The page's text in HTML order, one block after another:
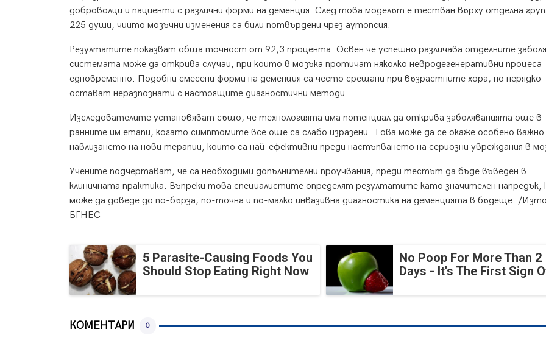
доброволци и пациенти с различни форми на деменция. След това моделът е тестван върху отделна
225 души, чиито мозъчни изменения са били потвърдени чрез аутопсия.
Резултатите показват обща точност от 92,3 процента. Освен че успешно различава отделните
системата може да открива случаи, при които в мозъка протичат няколко невродегенеративни процеса
едновременно. Подобни смесени форми на деменция са често срещани при възрастните хора, но нерядко
остават неразпознати с настоящите диагностични методи.
Изследователите установяват също, че технологията има потенциал да открива заболяванията още в
ранните им етапи, когато симптомите все още са слабо изразени. Това може да се окаже особено важно
навлизането на нови терапии, които са най-ефективни преди настъпването на сериозни увреждания в
Учените подчертават, че са необходими допълнителни проучвания, преди тестът да бъде въведен в
клиничната практика. Въпреки това специалистите определят резултатите като значителен напредък,
може да доведе до по-бърза, по-точна и по-малко инвазивна диагностика на деменцията в бъдеще. /
БГНЕС
5 Parasite-Causing Foods You
Should Stop Eating Right Now
No Poop For More Than 2
Days - It's The First Sign
КОМЕНТАРИ 0